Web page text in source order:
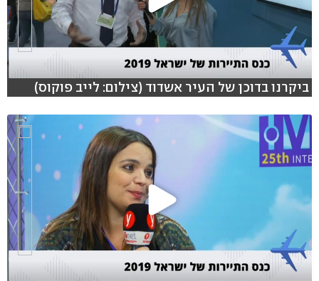
ביקרנו בדוכן של העיר אשדוד (צילום: לייב פוקוס)